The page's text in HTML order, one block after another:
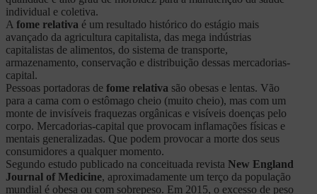
individual e coletiva.
A fome relativa é um resultado histórico do estágio mais
avançado da agricultura capitalista, das mega indústrias
capitalistas de alimentos, do sistema de transporte,
armazenamento, conservação e distribuição dessas mercadorias-
capital.
Pessoas portadoras de fome relativa são obesas e lentas. Vão
para a cama com o estômago cheio (muito cheio), mas com um
monte de invisíveis fraquezas orgânicas e visíveis doenças pelo
corpo. Mercadorias-capital que provocam inflamações físicas e
mentais generalizadas. Que podem provocar a morte dos seus
consumidores a qualquer momento.
Segundo estudo publicado na conceituada revista New England
Journal of Medicine, aproximadamente um terço da população
mundial é obesa ou com sobrepeso. Em 2015, o excesso de peso